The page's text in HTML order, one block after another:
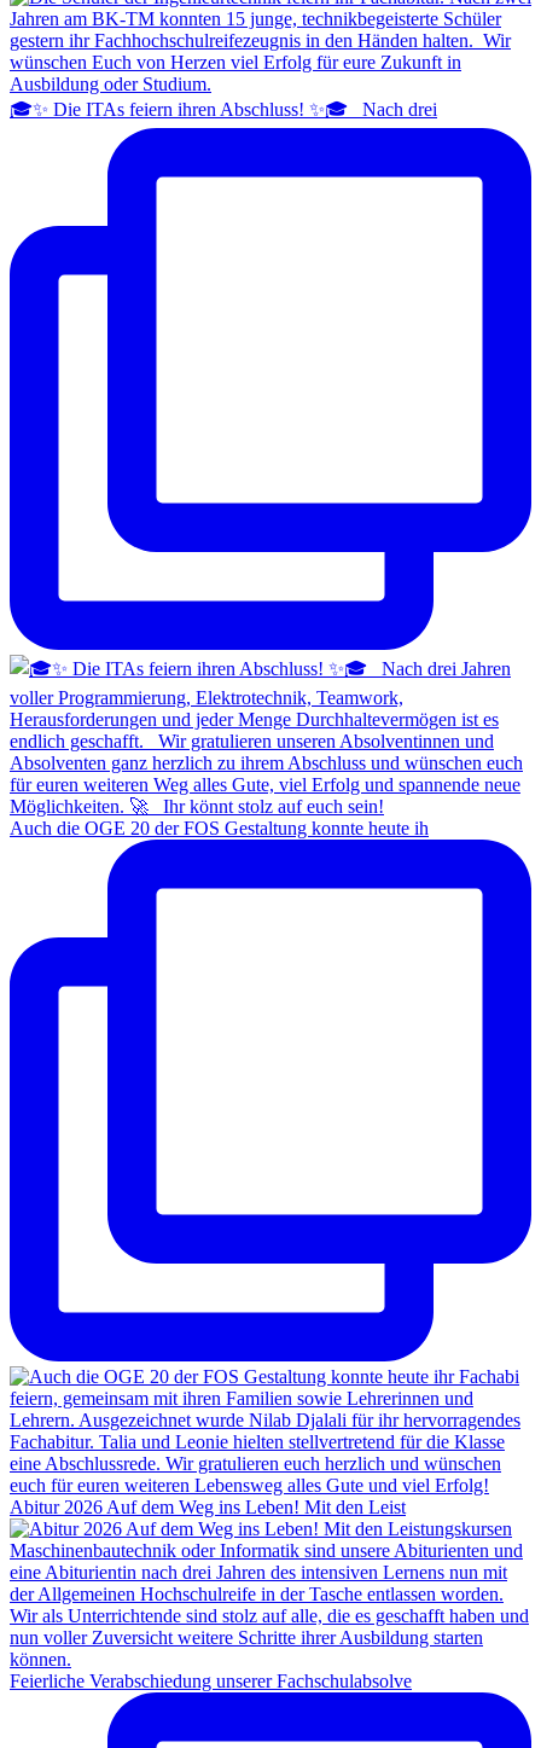
🎓✨ Die ITAs feiern ihren Abschluss! ✨🎓 Nach drei
Auch die OGE 20 der FOS Gestaltung konnte heute ih
Abitur 2026 Auf dem Weg ins Leben! Mit den Leist
Feierliche Verabschiedung unserer Fachschulabsolve